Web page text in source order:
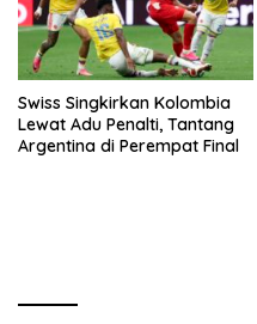
Swiss Singkirkan Kolombia
Lewat Adu Penalti, Tantang
Argentina di Perempat Final